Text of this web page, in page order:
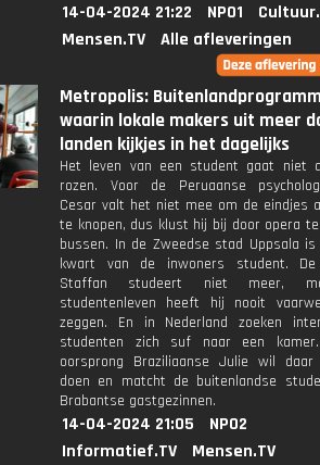
14-04-2024 21:22 NPO1
Mensen.TV
Alle afleveringen
Metropolis:
waarin lokale makers uit meer
landen kijkjes in het dagelijks
Het leven van een student gaat niet
rozen. Voor de Peruaanse
Cesar valt het niet mee om de eindjes
te knopen, dus klust hij bij door opera
bussen. In de Zweedse stad Uppsala
kwart van de inwoners student. De
Staffan studeert niet meer,
studentenleven heeft hij nooit
zeggen. En in Nederland zoeken
studenten zich suf naar een
oorsprong Braziliaanse Julie wil
doen en matcht de buitenlandse
Brabantse gastgezinnen.
14-04-2024 21:05
NPO2
Informatief.TV
Mensen.TV